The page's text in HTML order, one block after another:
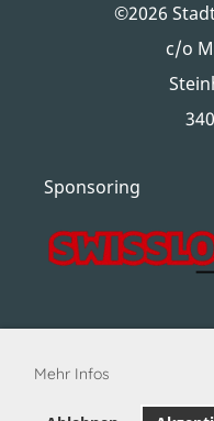
Mehr Infos
©2026
c/o
Sponsoring